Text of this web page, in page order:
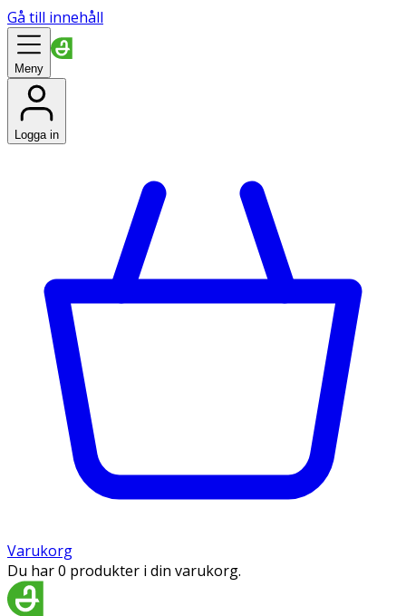
Gå till innehåll
Meny
Logga in
Varukorg
Du har 0 produkter i din varukorg.